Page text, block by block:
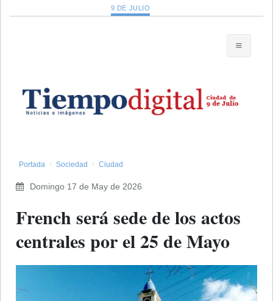
9 DE JULIO
Portada Sociedad Ciudad
Domingo 17 de May de 2026
French será sede de los actos
centrales por el 25 de Mayo